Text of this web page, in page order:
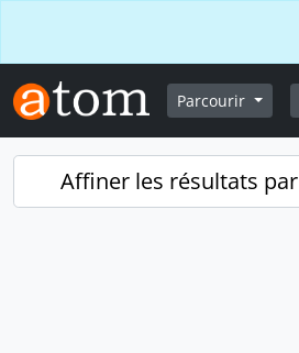
Parcourir
Affiner les résultats